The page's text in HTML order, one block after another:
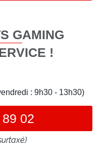
GAMING
!
: 9h30 - 13h30)
02